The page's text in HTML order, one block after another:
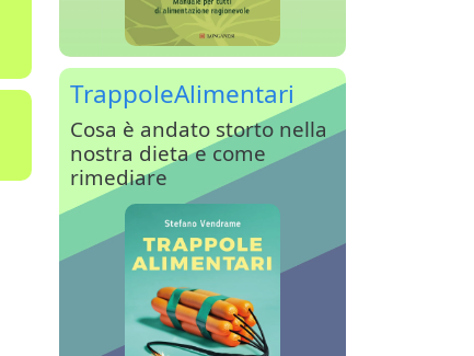
TrappoleAlimentari
Cosa è andato storto nella
nostra dieta e come
rimediare